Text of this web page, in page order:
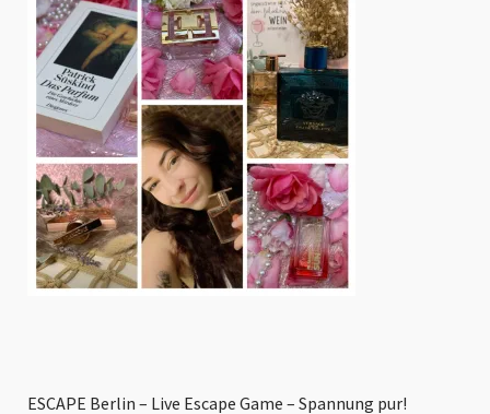
ESCAPE Berlin – Live Escape Game – Spannung pur!